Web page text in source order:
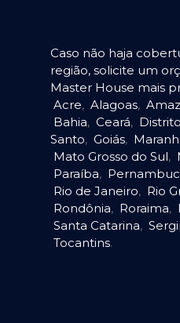
Caso não haja
região, solicite um
Master House mais
Acre, Alagoas,
Bahia, Ceará,
Santo, Goiás,
Mato Grosso do Sul,
Paraíba,
Rio de Janeiro, Rio
Rondônia, Roraima,
Santa Catarina,
Tocantins.